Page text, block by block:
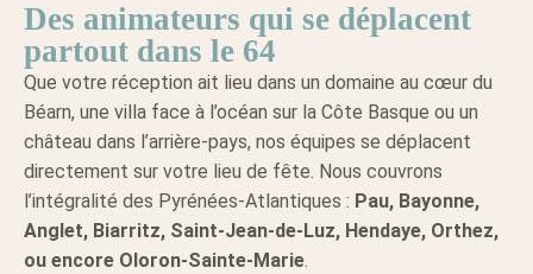
Des animateurs qui se déplacent
partout dans le 64
Que votre réception ait lieu dans un domaine au cœur du
Béarn, une villa face à l’océan sur la Côte Basque ou un
château dans l’arrière-pays, nos équipes se déplacent
directement sur votre lieu de fête. Nous couvrons
l’intégralité des Pyrénées-Atlantiques : Pau, Bayonne,
Anglet, Biarritz, Saint-Jean-de-Luz, Hendaye, Orthez,
ou encore Oloron-Sainte-Marie.